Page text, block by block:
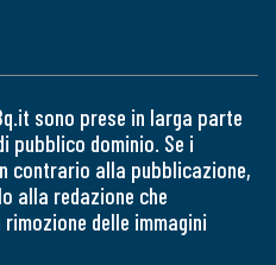
sono prese in larga parte
pubblico dominio. Se i
contrario alla pubblicazione,
alla redazione che
delle immagini